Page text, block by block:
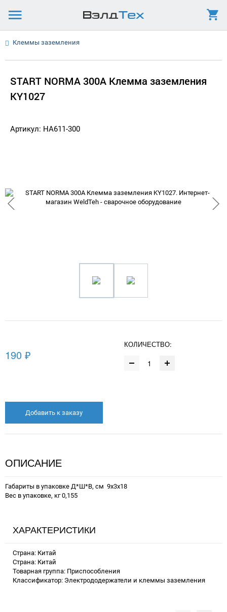
Клеммы заземления
START NORMA 300A Клемма заземления
KY1027
Артикул: HA611-300
190 ₽
КОЛИЧЕСТВО:
Добавить к заказу
ОПИСАНИЕ
Габариты в упаковке Д*Ш*В, см 9x3x18
Вес в упаковке, кг 0,155
ХАРАКТЕРИСТИКИ
Страна: Китай
Страна: Китай
Товарная группа: Приспособления
Классификатор: Электрододержатели и клеммы заземления